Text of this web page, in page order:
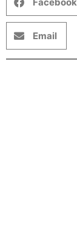
Email